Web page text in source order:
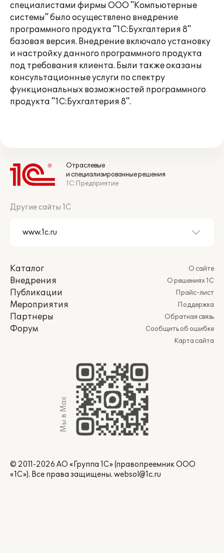
специалистами фирмы ООО "Компьютерные
системы" было осуществлено внедрение
программного продукта "1С:Бухгалтерия 8"
базовая версия. Внедрение включало установку
и настройку данного программного продукта
под требования клиента. Были также оказаны
консультационные услуги по спектру
функциональных возможностей программного
продукта "1С:Бухгалтерия 8".
Отраслевые
и специализированные решения
1С:Предприятие
Другие сайты 1С
Каталог
Внедрения
Публикации
Мероприятия
Партнеры
Форум
О сайте
О решениях 1С
Прайс-лист
Поддержка
Обратная связь
Сообщить об ошибке
Карта сайта
Мы в Max
© 2011-2026 АО «Группа 1С» (правопреемник ООО
«1С»). Все права защищены. websol@1c.ru